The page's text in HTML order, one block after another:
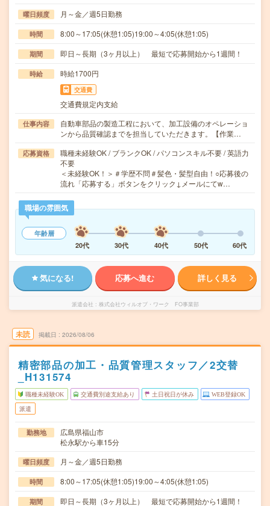
曜日頻度 月～金／週5日勤務
時間 8:00～17:05(休憩1:05)19:00～4:05(休憩1:05)
期間 即日～長期（3ヶ月以上） 最短で応募開始から1週間！
時給 時給1700円
交通費
交通費規定内支給
仕事内容
自動車部品の製造工程において、加工設備のオペレーショ
ンから品質確認までを担当していただきます。【作業…
応募資格
職種未経験OK / ブランクOK / パソコンスキル不要 / 英語力
不要
＜未経験OK！＞＃学歴不問＃髪色・髪型自由！○応募後の
流れ「応募する」ボタンをクリック↓メールにてw…
職場の雰囲気
年齢層
20代
30代 40代 50代 60代
気になる! 応募へ進む 詳しく見る
派遣会社 株式会社ウィルオブ・ワーク FO事業部
未読 掲載日 2026/08/06
精密部品の加工・品質管理スタッフ／2交替
_H131574
職種未経験OK 交通費別途支給あり 土日祝日が休み WEB登録OK
派遣
勤務地
広島県福山市
松永駅から車15分
曜日頻度 月～金／週5日勤務
時間 8:00～17:05(休憩1:05)19:00～4:05(休憩1:05)
期間 即日～長期（3ヶ月以上） 最短で応募開始から1週間！